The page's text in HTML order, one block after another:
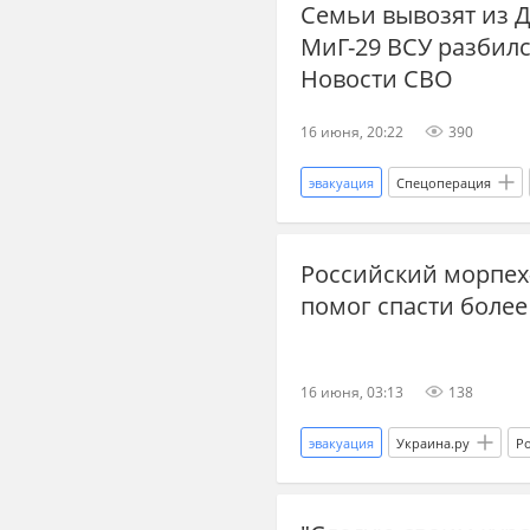
прогнозы СВО новости
война Запорожская
Семьи вывозят из
МиГ-29 ВСУ
Новости СВО
16 июня, 20:22 390
эвакуация Спецоперация
дзен новости СВО
Днепропетровская область
Росавиация Украина.ру
Российский
помог спасти
16 июня, 03:13 138
эвакуация Украина.ру
СВО Спецоперация